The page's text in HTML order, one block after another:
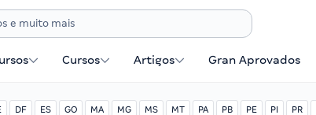
Cursos Artigos Gran Aprovados
DF ES GO MA MG MS MT PA PB PE PI PR